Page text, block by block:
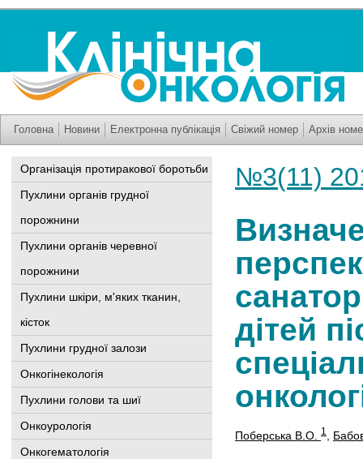
Головна Новини Електронна публікація Свіжий номер Архів
Організація протиракової боротьби
Пухлини органів грудної
порожнини
Пухлини органів черевної
порожнини
Пухлини шкіри, м'яких тканин,
кісток
Пухлини грудної залози
Онкогінекологія
Пухлини голови та шиї
Онкоурологія
Онкогематологія
№3(11)
дітей
Поберська В.О. 1